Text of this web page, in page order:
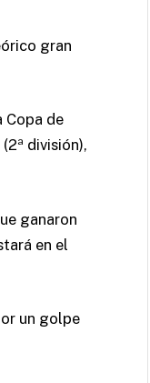
gran
Copa de
división),
ganaron
en el
un golpe